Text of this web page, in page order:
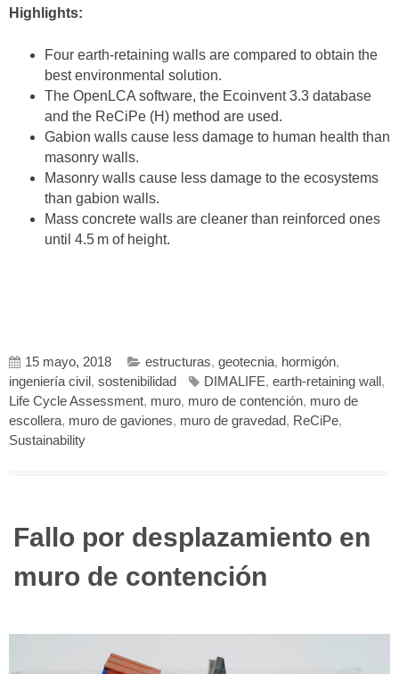
Highlights:
Four earth-retaining walls are compared to obtain the
best environmental solution.
The OpenLCA software, the Ecoinvent 3.3 database
and the ReCiPe (H) method are used.
Gabion walls cause less damage to human health than
masonry walls.
Masonry walls cause less damage to the ecosystems
than gabion walls.
Mass concrete walls are cleaner than reinforced ones
until 4.5 m of height.
15 mayo, 2018 estructuras, geotecnia, hormigón,
ingeniería civil , sostenibilidad DIMALIFE, earth-retaining wall ,
Life Cycle Assessment, muro, muro de contención, muro de
escollera, muro de gaviones, muro de gravedad, ReCiPe,
Sustainability
Fallo por desplazamiento en
muro de contención